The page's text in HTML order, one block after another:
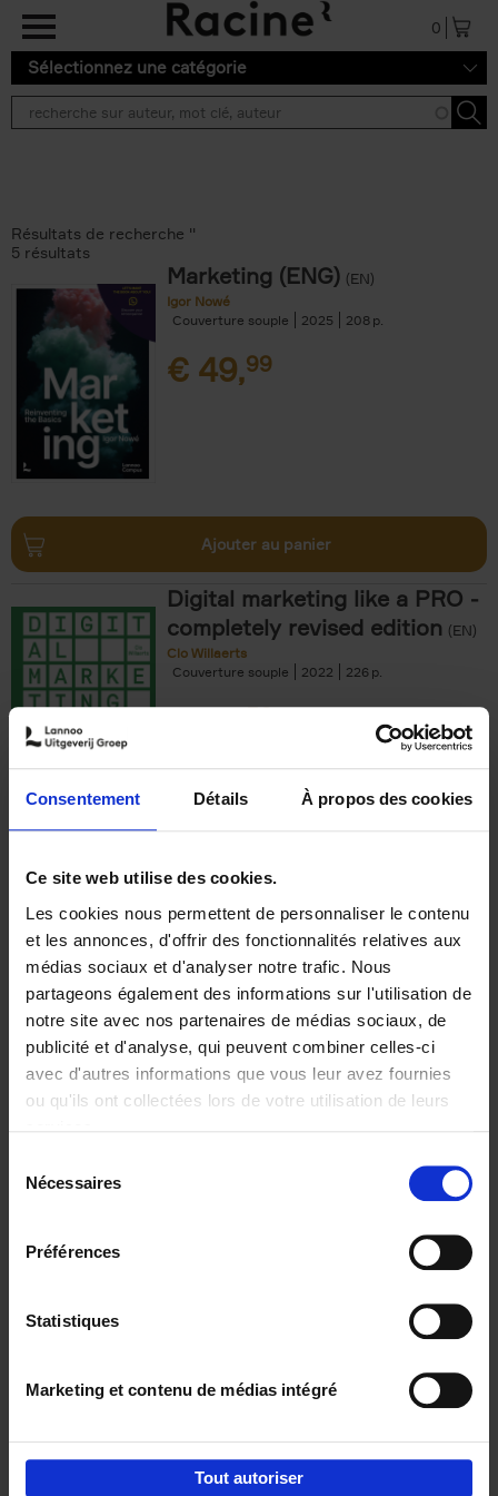
Consentement Détails À propos des cookies
Ce site web utilise des cookies.
Les cookies nous permettent de personnaliser le contenu
et les annonces, d'offrir des fonctionnalités relatives aux
médias sociaux et d'analyser notre trafic. Nous
partageons également des informations sur l'utilisation de
notre site avec nos partenaires de médias sociaux, de
publicité et d'analyse, qui peuvent combiner celles-ci
avec d'autres informations que vous leur avez fournies
ou qu'ils ont collectées lors de votre utilisation de leurs
Nécessaires
Préférences
Statistiques
Marketing et contenu de médias intégré
Tout autoriser
Aller au contenu principal
0
Sélectionnez une catégorie
Résultats de recherche ''
5 résultats
Marketing (ENG) (EN)
Igor Nowé
Couverture souple
2025 208
€ 49,99
Ajouter au panier
Digital marketing like a PRO -
completely revised edition (EN)
Clo Willaerts
Couverture souple
2022 226
€35,50
The Offer You Can't
Refuse
Steven Van Belleghem
Couverture souple
2020 256
€37,50
Building Bonds = Building